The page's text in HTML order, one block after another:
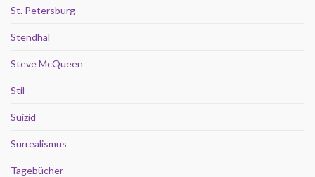
St. Petersburg
Stendhal
Steve McQueen
Stil
Suizid
Surrealismus
Tagebücher